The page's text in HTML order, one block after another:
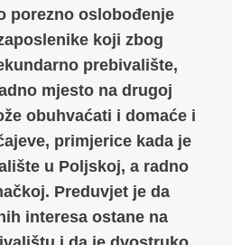
porezno oslobođenje
koji zbog
prebivalište,
mjesto na drugoj
obuhvaćati i domaće i
primjerice kada je
u Poljskoj, a radno
Preduvjet je da
interesa ostane na